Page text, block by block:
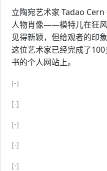
立陶宛艺术家 Tadao
人物肖像——模特儿在狂
见得新颖，但给观者的印
这位艺术家已经完成了
书的个人网站上。
[-]
[-]
[-]
[-]
[-]